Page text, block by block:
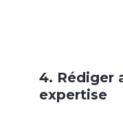
4. Rédiger
expertise